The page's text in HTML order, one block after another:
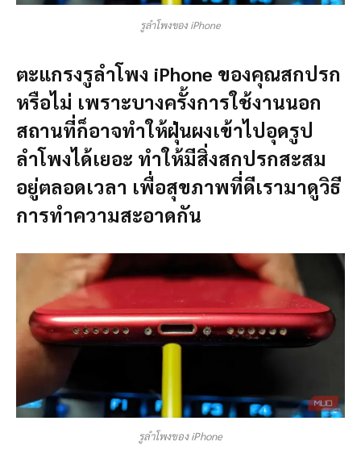
รูลำโพงของ iPhone
ตะแกรงรูลำโพง iPhone ของคุณสกปรก
หรือไม่ เพราะบางครั้งการใช้งานนอก
สถานที่ก็อาจทำให้ฝุ่นผงเข้าไปอุดรูป
ลำโพงได้เยอะ ทำให้มีสิ่งสกปรกสะสม
อยู่ตลอดเวลา เพื่อสุขภาพที่ดีเรามาดูวิธี
การทำความสะอาดกัน
รูลำโพงของ iPhone